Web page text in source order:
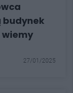
budynek
wiemy
27/01/2025